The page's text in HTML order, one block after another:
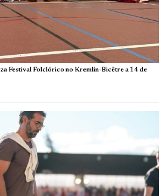
Festival Folclórico no Kremlin-Bicêtre a 14 de